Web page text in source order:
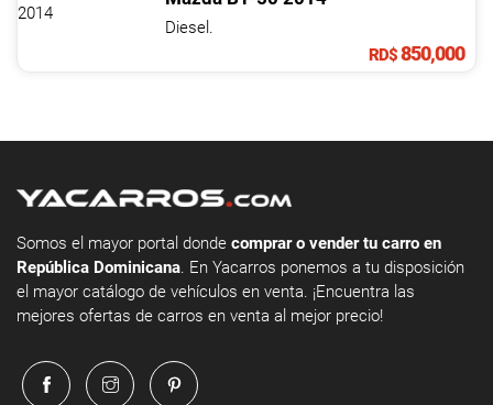
Diesel.
RD$850,000
Somos el mayor portal donde comprar o vender tu carro en
República Dominicana. En Yacarros ponemos a tu disposición
el mayor catálogo de vehículos en venta. ¡Encuentra las
mejores ofertas de carros en venta al mejor precio!